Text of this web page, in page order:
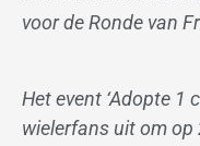
voor de Ronde van
Het event ‘Adopte 1
wielerfans uit om op